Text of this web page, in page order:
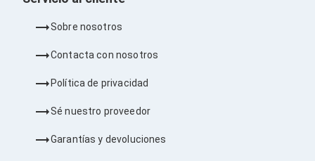
Ventiladores
Unidades de Disco
Desktop y Portátiles
Cargadores
Maletines
Candados para Laptops
Filtros de privacidad
Bases para Laptops
Sobre nosotros
Contacta con nosotros
Política de privacidad
Sé nuestro proveedor
Garantías y devoluciones